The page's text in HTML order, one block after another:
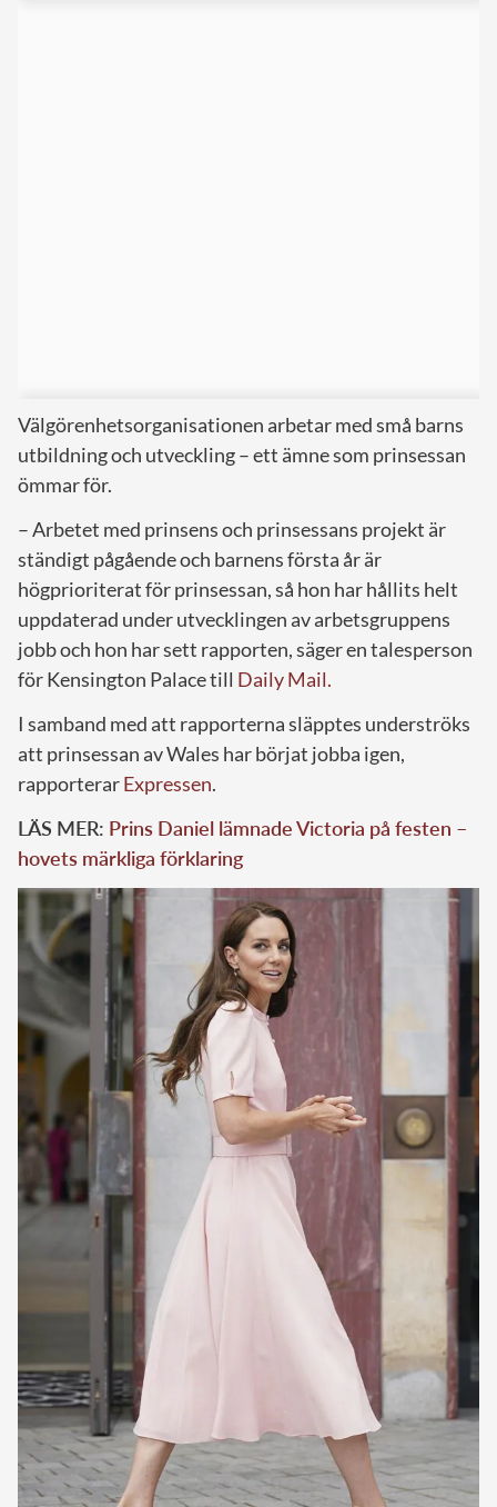
Välgörenhetsorganisationen arbetar med små barns
utbildning och utveckling – ett ämne som prinsessan
ömmar för.
– Arbetet med prinsens och prinsessans projekt är
ständigt pågående och barnens första år är
högprioriterat för prinsessan, så hon har hållits helt
uppdaterad under utvecklingen av arbetsgruppens
jobb och hon har sett rapporten, säger en talesperson
för Kensington Palace till Daily Mail.
I samband med att rapporterna släpptes underströks
att prinsessan av Wales har börjat jobba igen,
rapporterarExpressen.
LÄS MER: Prins Daniel lämnade Victoria på festen –
hovets märkliga förklaring